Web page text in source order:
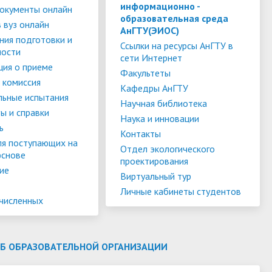
Финансово-хозяйственная
деятельность
Организация питания в
образовательной организации
Информация Министерства науки и
высшего образования РФ
Международное сотрудничество
Информационная поддержка
сотрудников и обучающихся по
вопросам коронавирусной
инфекции и организации
дистанционного обучения
платной основе
Для поступающих из ДНР, ЛНР,
Запорожской области и
Херсонской области
Дополнительный прием
онлайн
онлайн
подготовки и
о приеме
испытания
и справки
поступающих на
информационно -
образовательная среда
АнГТУ(ЭИОС)
Ссылки на ресурсы АнГТУ в
сети Интернет
Факультеты
Кафедры АнГТУ
Научная библиотека
Наука и инновации
Контакты
Отдел экологического
проектирования
Виртуальный тур
Личные кабинеты студентов
ОБРАЗОВАТЕЛЬНОЙ ОРГАНИЗАЦИИ